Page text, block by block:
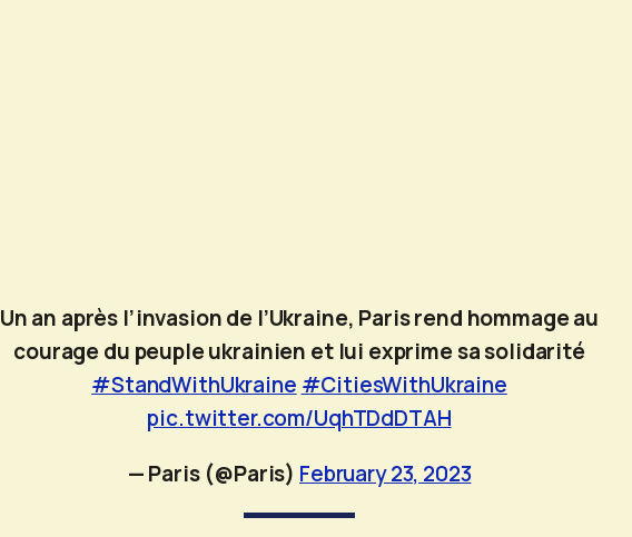
Un an après l’invasion de l’Ukraine, Paris rend hommage au
courage du peuple ukrainien et lui exprime sa solidarité
#StandWithUkraine #CitiesWithUkraine
pic.twitter.com/UqhTDdDTAH
— Paris (@Paris) February 23, 2023